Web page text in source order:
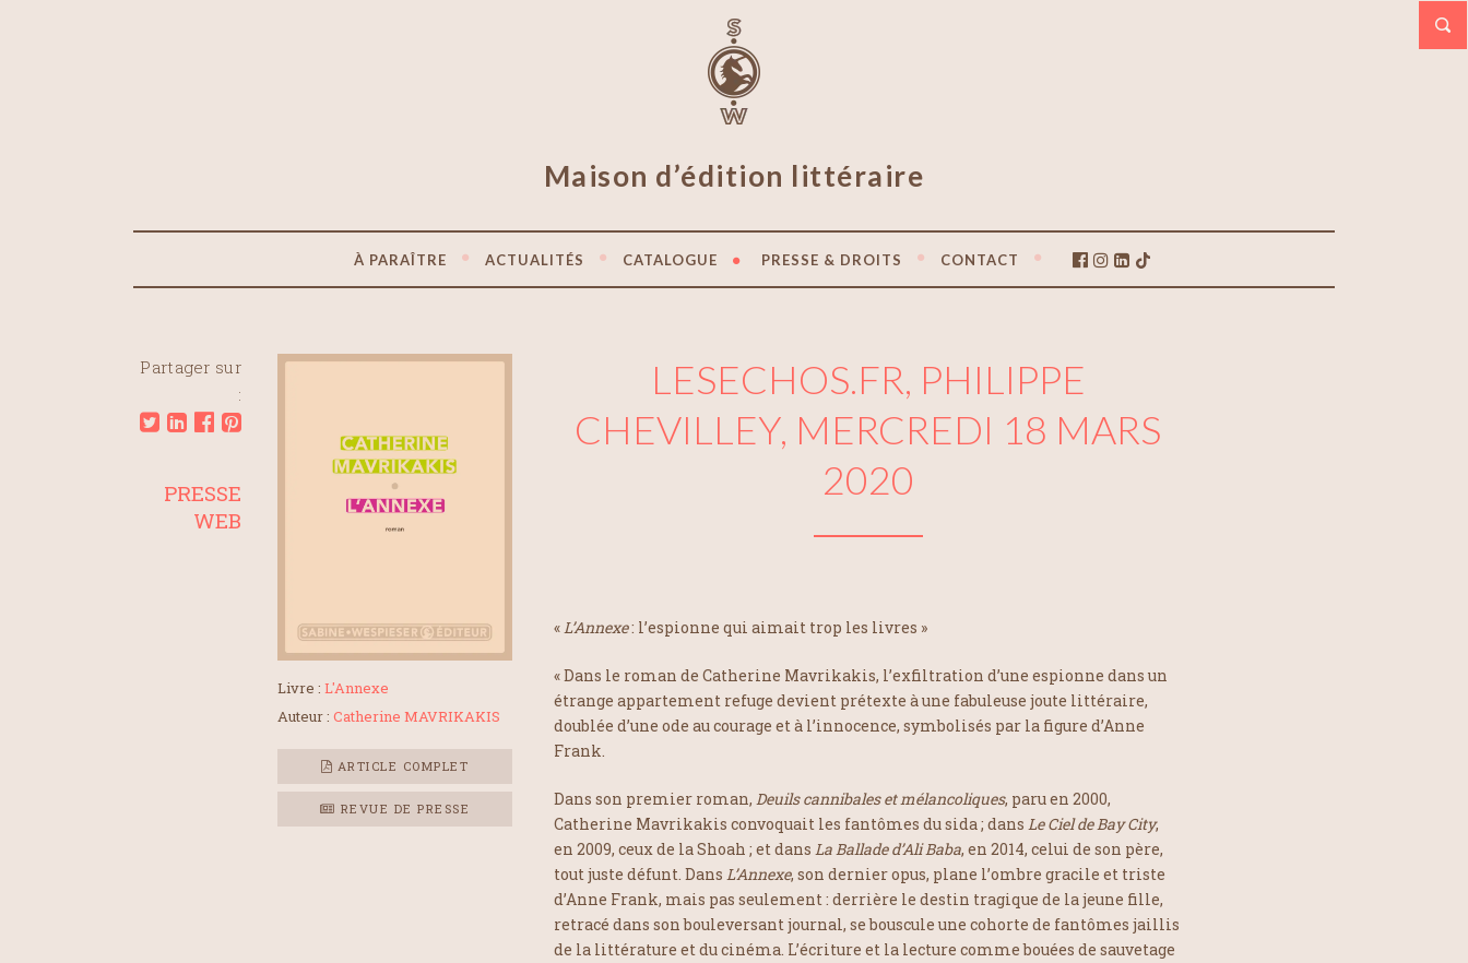
Maison d’édition littéraire
À PARAÎTRE ACTUALITÉS CATALOGUE PRESSE & DROITS CONTACT
Partager sur
:
Livre : L'Annexe
Auteur : Catherine MAVRIKAKIS
ARTICLE COMPLET
REVUE DE PRESSE
LESECHOS.FR, PHILIPPE
CHEVILLEY, MERCREDI 18 MARS
2020
«L’Annexe: l’espionne qui aimait trop les livres »
« Dans le roman de Catherine Mavrikakis, l’exfiltration d’une espionne dans un
étrange appartement refuge devient prétexte à une fabuleuse joute littéraire,
doublée d’une ode au courage et à l’innocence, symbolisés par la figure d’Anne
Frank.
Dans son premier roman,Deuils cannibales et mélancoliques, paru en 2000,
Catherine Mavrikakis convoquait les fantômes du sida ; dansLe Ciel de Bay City,
en 2009, ceux de la Shoah ; et dansLa Ballade d’Ali Baba, en 2014, celui de son père,
tout juste défunt. DansL’Annexe, son dernier opus, plane l’ombre gracile et triste
d’Anne Frank, mais pas seulement : derrière le destin tragique de la jeune fille,
retracé dans son bouleversant journal, se bouscule une cohorte de fantômes jaillis
de la littérature et du cinéma. L’écriture et la lecture comme bouées de sauvetage
PRESSE
WEB